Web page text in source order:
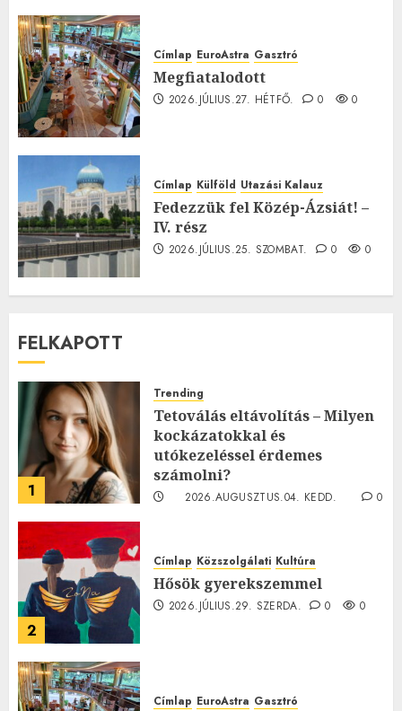
Címlap EuroAstra Gasztró
Megfiatalodott
2026.JÚLIUS.27. HÉTFŐ. 0 0
Címlap Külföld Utazási Kalauz
Fedezzük fel Közép-Ázsiát! –
IV. rész
2026.JÚLIUS.25. SZOMBAT. 0 0
FELKAPOTT
1
Trending
Tetoválás eltávolítás – Milyen
kockázatokkal és
utókezeléssel érdemes
számolni?
2026.AUGUSZTUS.04. KEDD.
0
2
Címlap Közszolgálati Kultúra
Hősök gyerekszemmel
2026.JÚLIUS.29. SZERDA. 0 0
Címlap EuroAstra Gasztró